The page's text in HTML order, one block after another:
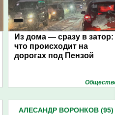
Из дома — сразу в затор:
что происходит на
дорогах под Пензой
АЛЕСАНДР ВОРОНКОВ (95)